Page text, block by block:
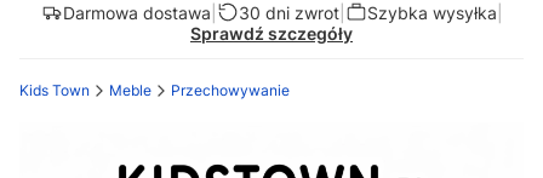
Darmowa dostawa 30 dni zwrot| Szybka wysyłka
Sprawdź szczegóły
Kids Town Meble Przechowywanie